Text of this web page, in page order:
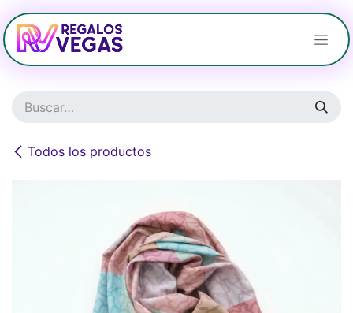
Ir al contenido
Todos los productos